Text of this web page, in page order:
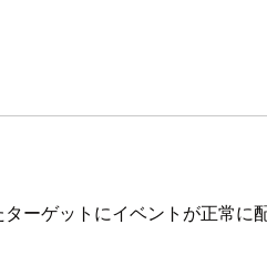
ーゲットにイベントが正常に